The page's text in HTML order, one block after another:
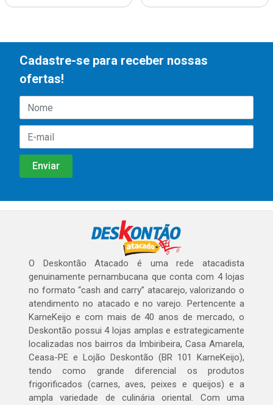
Cadastre-se para receber nossas
ofertas!
O Deskontão Atacado é uma rede atacadista
genuinamente pernambucana que conta com 4 lojas
no formato “cash and carry” atacarejo, valorizando o
atendimento no atacado e no varejo. Pertencente a
KarneKeijo e com mais de 40 anos de mercado, o
Deskontão possui 4 lojas amplas e estrategicamente
localizadas nos bairros da Imbiribeira, Casa Amarela,
Ceasa-PE e Lojão Deskontão (BR 101 KarneKeijo),
tendo como grande diferencial os produtos
frigorificados (carnes, aves, peixes e queijos) e a
ampla variedade de culinária oriental. Com uma